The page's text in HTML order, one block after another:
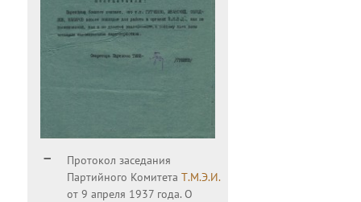
Протокол заседания
Партийного КомитетаТ.М.Э.И.
от 9 апреля 1937 года. О